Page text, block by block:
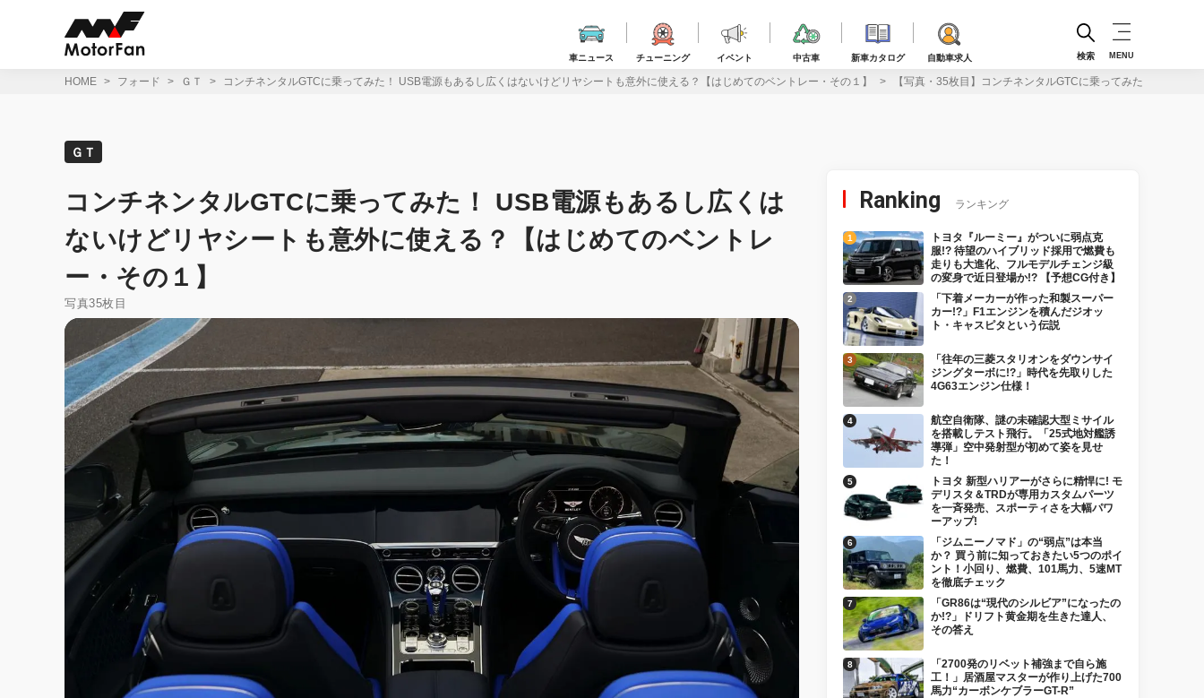
車ニュース チューニング イベント 中古車 新車カタログ 自動車求人 検索 MENU
HOME フォード ＧＴ コンチネンタルGTCに乗ってみた！ USB電源もあるし広くはないけどリヤシートも意外に使える？【はじめてのベントレー・その１】 【写真・35枚目】コンチネンタルGTCに乗ってみた！ USB電
ＧＴ
コンチネンタルGTCに乗ってみた！ USB電源もあるし広くは
ないけどリヤシートも意外に使える？【はじめてのベントレ
ー・その１】
写真35枚目
Ranking ランキング
トヨタ『ルーミー』がついに弱点克
服!? 待望のハイブリッド採用で燃費も
走りも大進化、フルモデルチェンジ級
の変身で近日登場か!? 【予想CG付き】
「下着メーカーが作った和製スーパー
カー!?」F1エンジンを積んだジオッ
ト・キャスピタという伝説
「往年の三菱スタリオンをダウンサイ
ジングターボに!?」時代を先取りした
4G63エンジン仕様！
航空自衛隊、謎の未確認大型ミサイル
を搭載しテスト飛行。「25式地対艦誘
導弾」空中発射型が初めて姿を見せ
た！
トヨタ 新型ハリアーがさらに精悍に! モ
デリスタ＆TRDが専用カスタムパーツ
を一斉発売、スポーティさを大幅パワ
ーアップ!
「ジムニーノマド」の“弱点”は本当
か？ 買う前に知っておきたい5つのポイ
ント！小回り、燃費、101馬力、5速MT
を徹底チェック
「GR86は“現代のシルビア”になったの
か!?」ドリフト黄金期を生きた達人、
その答え
「2700発のリベット補強まで自ら施
工！」居酒屋マスターが作り上げた700
馬力“カーボンケブラーGT-R”